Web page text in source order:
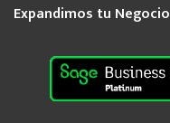
Expandimos tu Negocio